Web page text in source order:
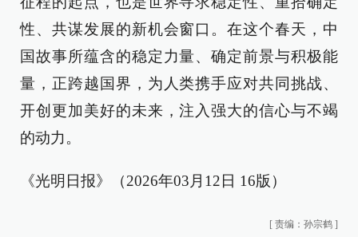
性、共谋发展的新机会窗口。在这个春天，中
国故事所蕴含的稳定力量、确定前景与积极能
量，正跨越国界，为人类携手应对共同挑战、
开创更加美好的未来，注入强大的信心与不竭
的动力。
《光明日报》（2026年03月12日 16版）
[ 责编：孙宗鹤 ]